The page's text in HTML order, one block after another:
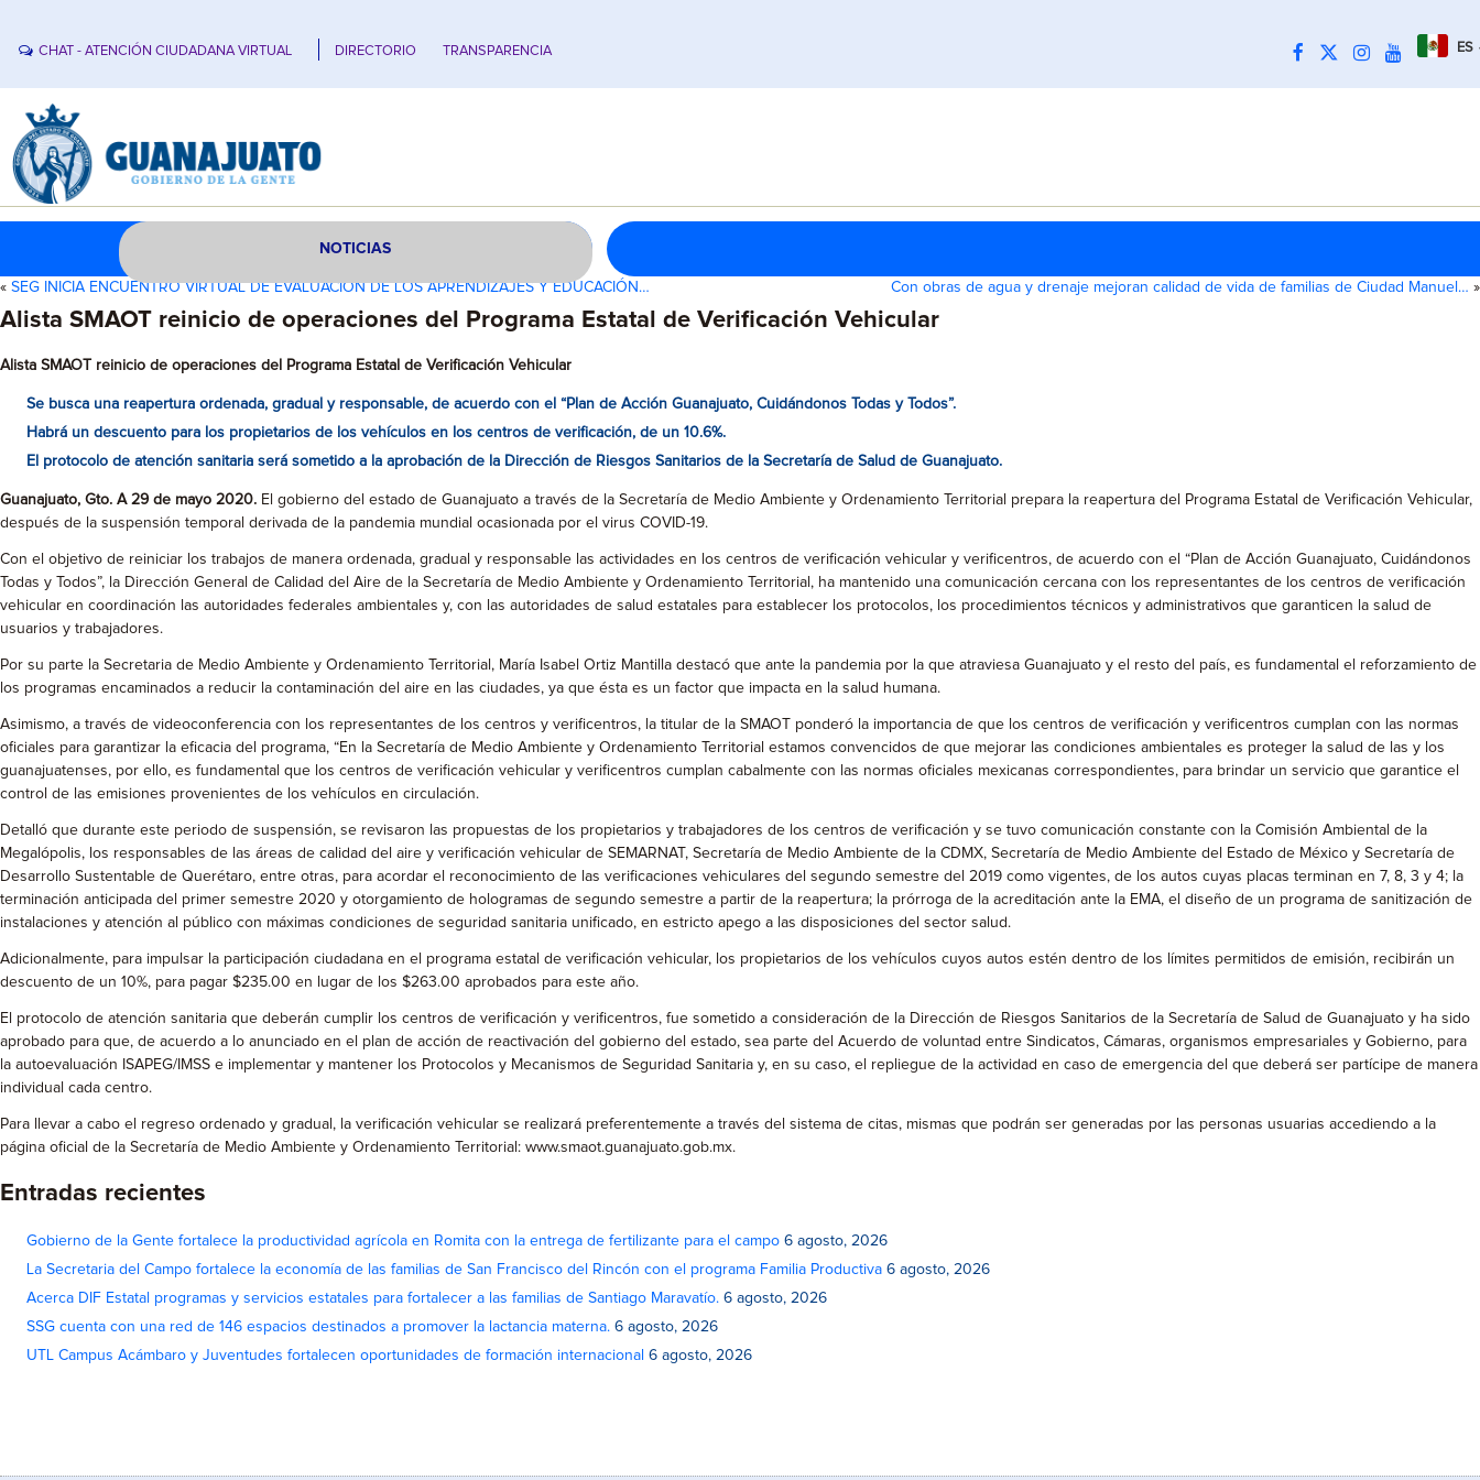
CHAT - ATENCIÓN CIUDADANA VIRTUAL DIRECTORIO TRANSPARENCIA ES
NOTICIAS
« SEG INICIA ENCUENTRO VIRTUAL DE EVALUACIÓN DE LOS APRENDIZAJES Y EDUCACIÓN… Con obras de agua y drenaje mejoran calidad de vida de familias de Ciudad Manuel… »
Alista SMAOT reinicio de operaciones del Programa Estatal de Verificación Vehicular
Alista SMAOT reinicio de operaciones del Programa Estatal de Verificación Vehicular
Se busca una reapertura ordenada, gradual y responsable, de acuerdo con el “Plan de Acción Guanajuato, Cuidándonos Todas y Todos”.
Habrá un descuento para los propietarios de los vehículos en los centros de verificación, de un 10.6%.
El protocolo de atención sanitaria será sometido a la aprobación de la Dirección de Riesgos Sanitarios de la Secretaría de Salud de Guanajuato.
Guanajuato, Gto. A 29 de mayo 2020. El gobierno del estado de Guanajuato a través de la Secretaría de Medio Ambiente y Ordenamiento Territorial prepara la reapertura del Programa Estatal de Verificación Vehicular,
después de la suspensión temporal derivada de la pandemia mundial ocasionada por el virus COVID-19.
Con el objetivo de reiniciar los trabajos de manera ordenada, gradual y responsable las actividades en los centros de verificación vehicular y verificentros, de acuerdo con el “Plan de Acción Guanajuato, Cuidándonos
Todas y Todos”, la Dirección General de Calidad del Aire de la Secretaría de Medio Ambiente y Ordenamiento Territorial, ha mantenido una comunicación cercana con los representantes de los centros de verificación
vehicular en coordinación las autoridades federales ambientales y, con las autoridades de salud estatales para establecer los protocolos, los procedimientos técnicos y administrativos que garanticen la salud de
usuarios y trabajadores.
Por su parte la Secretaria de Medio Ambiente y Ordenamiento Territorial, María Isabel Ortiz Mantilla destacó que ante la pandemia por la que atraviesa Guanajuato y el resto del país, es fundamental el reforzamiento de
los programas encaminados a reducir la contaminación del aire en las ciudades, ya que ésta es un factor que impacta en la salud humana.
Asimismo, a través de videoconferencia con los representantes de los centros y verificentros, la titular de la SMAOT ponderó la importancia de que los centros de verificación y verificentros cumplan con las normas
oficiales para garantizar la eficacia del programa, “En la Secretaría de Medio Ambiente y Ordenamiento Territorial estamos convencidos de que mejorar las condiciones ambientales es proteger la salud de las y los
guanajuatenses, por ello, es fundamental que los centros de verificación vehicular y verificentros cumplan cabalmente con las normas oficiales mexicanas correspondientes, para brindar un servicio que garantice el
control de las emisiones provenientes de los vehículos en circulación.
Detalló que durante este periodo de suspensión, se revisaron las propuestas de los propietarios y trabajadores de los centros de verificación y se tuvo comunicación constante con la Comisión Ambiental de la
Megalópolis, los responsables de las áreas de calidad del aire y verificación vehicular de SEMARNAT, Secretaría de Medio Ambiente de la CDMX, Secretaría de Medio Ambiente del Estado de México y Secretaría de
Desarrollo Sustentable de Querétaro, entre otras, para acordar el reconocimiento de las verificaciones vehiculares del segundo semestre del 2019 como vigentes, de los autos cuyas placas terminan en 7, 8, 3 y 4; la
terminación anticipada del primer semestre 2020 y otorgamiento de hologramas de segundo semestre a partir de la reapertura; la prórroga de la acreditación ante la EMA, el diseño de un programa de sanitización de
instalaciones y atención al público con máximas condiciones de seguridad sanitaria unificado, en estricto apego a las disposiciones del sector salud.
Adicionalmente, para impulsar la participación ciudadana en el programa estatal de verificación vehicular, los propietarios de los vehículos cuyos autos estén dentro de los límites permitidos de emisión, recibirán un
descuento de un 10%, para pagar $235.00 en lugar de los $263.00 aprobados para este año.
El protocolo de atención sanitaria que deberán cumplir los centros de verificación y verificentros, fue sometido a consideración de la Dirección de Riesgos Sanitarios de la Secretaría de Salud de Guanajuato y ha sido
aprobado para que, de acuerdo a lo anunciado en el plan de acción de reactivación del gobierno del estado, sea parte del Acuerdo de voluntad entre Sindicatos, Cámaras, organismos empresariales y Gobierno, para
la autoevaluación ISAPEG/IMSS e implementar y mantener los Protocolos y Mecanismos de Seguridad Sanitaria y, en su caso, el repliegue de la actividad en caso de emergencia del que deberá ser partícipe de manera
individual cada centro.
Para llevar a cabo el regreso ordenado y gradual, la verificación vehicular se realizará preferentemente a través del sistema de citas, mismas que podrán ser generadas por las personas usuarias accediendo a la
página oficial de la Secretaría de Medio Ambiente y Ordenamiento Territorial: www.smaot.guanajuato.gob.mx.
Entradas recientes
Gobierno de la Gente fortalece la productividad agrícola en Romita con la entrega de fertilizante para el campo 6 agosto, 2026
La Secretaria del Campo fortalece la economía de las familias de San Francisco del Rincón con el programa Familia Productiva 6 agosto, 2026
Acerca DIF Estatal programas y servicios estatales para fortalecer a las familias de Santiago Maravatío. 6 agosto, 2026
SSG cuenta con una red de 146 espacios destinados a promover la lactancia materna. 6 agosto, 2026
UTL Campus Acámbaro y Juventudes fortalecen oportunidades de formación internacional 6 agosto, 2026